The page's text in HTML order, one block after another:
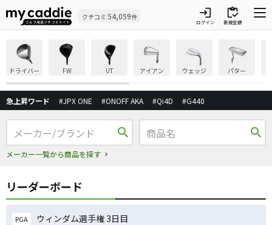
クチコミ 54,059件 login
ログイン
inventory
新規登録
ドライバー FW UT アイアン ウェッジ パター
急上昇ワード #JPX ONE #ONOFF AKA #Qi4D #G440
search
メーカー一覧から商品を探す
search
リーダーボード
PGA ウィンダム選手権 3日目